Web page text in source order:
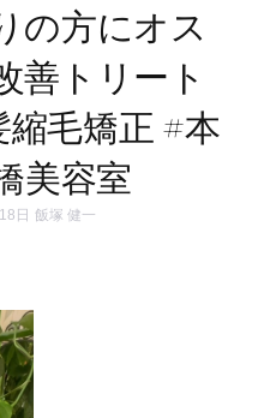
の方にオス
善トリート
毛矯正 #本
美容室
日 飯塚 健一